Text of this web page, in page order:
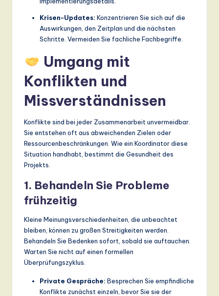
Krisen-Updates: Konzentrieren Sie sich auf die
Auswirkungen, den Zeitplan und die nächsten
Schritte. Vermeiden Sie fachliche Fachbegriffe.
Umgang mit
Konflikten und
Missverständnissen
Konflikte sind bei jeder Zusammenarbeit unvermeidbar.
Sie entstehen oft aus abweichenden Zielen oder
Ressourcenbeschränkungen. Wie ein Koordinator diese
Situation handhabt, bestimmt die Gesundheit des
Projekts.
1. Behandeln Sie Probleme
frühzeitig
Kleine Meinungsverschiedenheiten, die unbeachtet
bleiben, können zu großen Streitigkeiten werden.
Behandeln Sie Bedenken sofort, sobald sie auftauchen.
Warten Sie nicht auf einen formellen
Überprüfungszyklus.
Private Gespräche: Besprechen Sie empfindliche
Konflikte zunächst einzeln, bevor Sie sie der